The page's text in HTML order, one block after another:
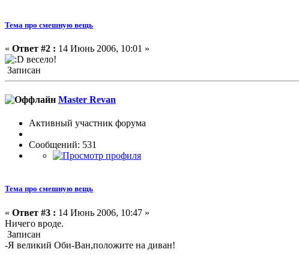
Тема про смешную вещь
« Ответ #2 : 14 Июнь 2006, 10:01 »
весело!
Записан
Master Revan
Активный участник форума
Сообщений: 531
Тема про смешную вещь
« Ответ #3 : 14 Июнь 2006, 10:47 »
Ничего вроде.
Записан
-Я великий Оби-Ван,положите на диван!